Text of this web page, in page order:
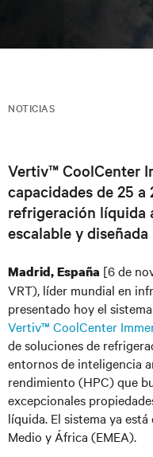
NOTICIAS
Vertiv™ CoolCenter
capacidades de 25
refrigeración líquida
escalable y
Madrid, España [6 de
VRT), líder mundial en
presentado hoy el
Vertiv™ CoolCenter
de soluciones de
entornos de inteligencia
rendimiento (HPC) que
excepcionales
líquida. El sistema ya
Medio y África (EMEA).